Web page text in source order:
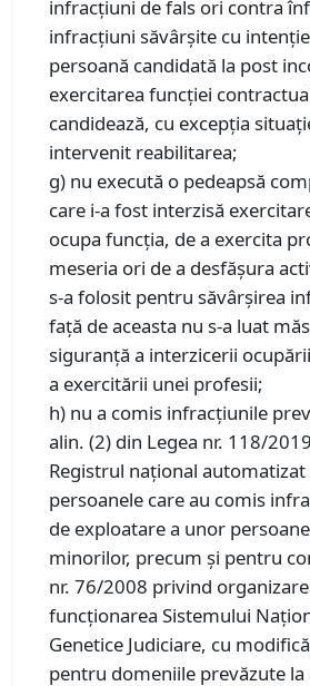
infracțiuni de fals ori contra
infracțiuni săvârșite cu
persoană candidată la post
exercitarea funcției
candidează, cu excepția
intervenit reabilitarea;
g) nu execută o pedeapsă
care i-a fost interzisă
ocupa funcția, de a exercita
meseria ori de a desfășura
s-a folosit pentru săvârșirea
față de aceasta nu s-a luat
siguranță a interzicerii
a exercitării unei profesii;
h) nu a comis infracțiunile
alin. (2) din Legea nr. 118/
Registrul național
persoanele care au comis
de exploatare a unor
minorilor, precum și pentru
nr. 76/2008 privind
funcționarea Sistemului
Genetice Judiciare, cu
pentru domeniile prevăzute la